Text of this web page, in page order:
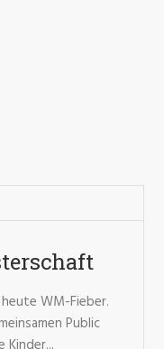
WM-Fieber.
Public